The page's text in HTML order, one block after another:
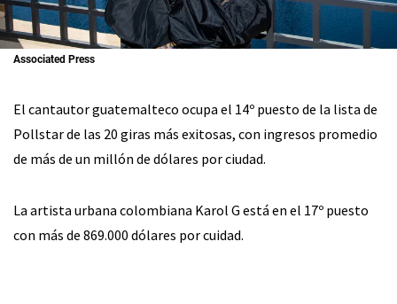
Associated Press
El cantautor guatemalteco ocupa el 14º puesto de la lista de
Pollstar de las 20 giras más exitosas, con ingresos promedio
de más de un millón de dólares por ciudad.
La artista urbana colombiana Karol G está en el 17º puesto
con más de 869.000 dólares por cuidad.